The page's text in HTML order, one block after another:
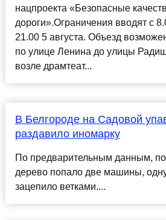
нацпроекта «Безопасные
дороги».Ограничения вводят с
21.00 5 августа. Объезд
по улице Ленина до улицы
возле драмтеат...
В Белгороде на Садовой
раздавило иномарку
По предварительным данным,
дерево попало две машины,
зацепило ветками....